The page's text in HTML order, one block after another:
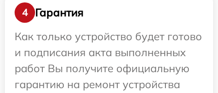
4
Гарантия
Как только устройство будет готово
и подписания акта выполненных
работ Вы получите официальную
гарантию на ремонт устройства